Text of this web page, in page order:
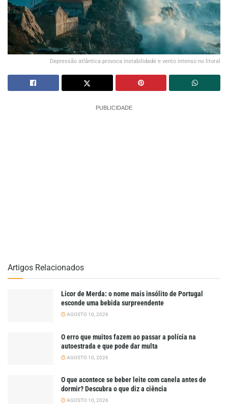
Depressão atlântica provoca instabilidade e vento intenso no litoral
PUBLICIDADE
Artigos Relacionados
Licor de Merda: o nome mais insólito de Portugal
esconde uma bebida surpreendente
AGOSTO 10, 2026
O erro que muitos fazem ao passar a polícia na
autoestrada e que pode dar multa
AGOSTO 10, 2026
O que acontece se beber leite com canela antes de
dormir? Descubra o que diz a ciência
AGOSTO 10, 2026